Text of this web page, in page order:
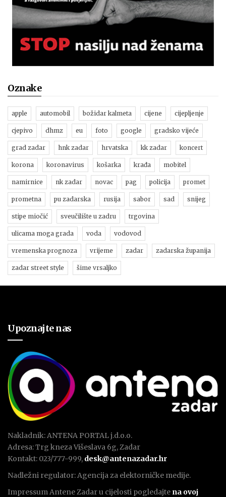
Oznake
apple automobil božidar kalmeta cijene cijepljenje
cjepivo dhmz eu foto google gradsko vijeće
grad zadar hnk zadar hrvatska kk zadar koncert
korona koronavirus košarka krađa mobitel
namirnice nk zadar novac pag policija promet
prometna pu zadarska rusija sabor sad snijeg
stipe miočić sveučilište u zadru trgovina
ulicama moga grada voda vodovod
vremenska prognoza vrijeme zadar zadarska županija
zadar street style šime vrsaljko
Upoznajte nas
Nakladnik: ANTENA PORTAL j.d.o.o.
Adresa: Trg kneza Višeslava 6g, Zadar
Kontakt: 023/777-999, desk@antenazadar.hr
Nadležni regulator: Agencija za elektorničke medije.
Impressum Antene Zadar u cijelosti pogledajte na ovoj